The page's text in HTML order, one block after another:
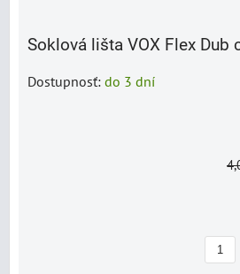
Soklová lišta VOX Flex Dub
Dostupnosť: do 3 dní